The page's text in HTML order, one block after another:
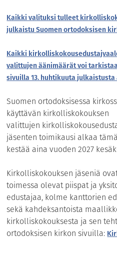
Kaikki valituksi tulleet
julkaistu Suomen ortodoksisen
Kaikki
valittujen äänimäärät voi
sivuilla 13. huhtikuuta
Suomen ortodoksisessa
käyttävän kirkolliskokouksen
valittujen
jäsenten toimikausi alkaa
kestää aina vuoden 2027
Kirkolliskokouksen jäseniä
toimessa olevat piispat ja
edustajaa, kolme kanttorien
sekä kahdeksantoista
kirkolliskokouksesta ja sen
ortodoksisen kirkon sivuilla: